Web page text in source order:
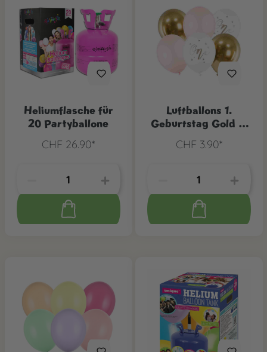
Heliumflasche für
20 Partyballone
CHF 26.90*
Luftballons 1.
Geburtstag Gold &
CHF 3.90*